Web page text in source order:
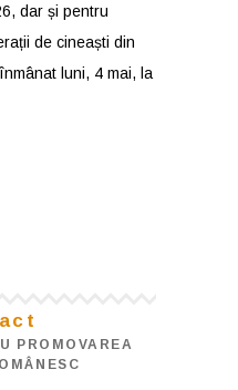
dar și pentru
de cineaști din
luni, 4 mai, la
PROMOVAREA